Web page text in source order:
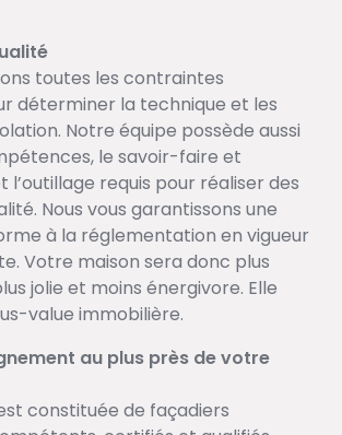
toutes les contraintes
déterminer la technique et les
Notre équipe possède aussi
le savoir-faire et
l’outillage requis pour réaliser des
Nous vous garantissons une
à la réglementation en vigueur
Votre maison sera donc plus
jolie et moins énergivore. Elle
value immobilière.
au plus près de votre
constituée de façadiers